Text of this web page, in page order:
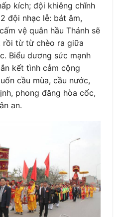
kích; đội khiêng chĩnh
đội nhạc lễ: bát âm,
vệ quân hầu Thánh sẽ
rồi từ từ chèo ra giữa
Biểu dương sức mạnh
kết tình cảm cộng
cầu mùa, cầu nước,
phong đăng hòa cốc,
an.